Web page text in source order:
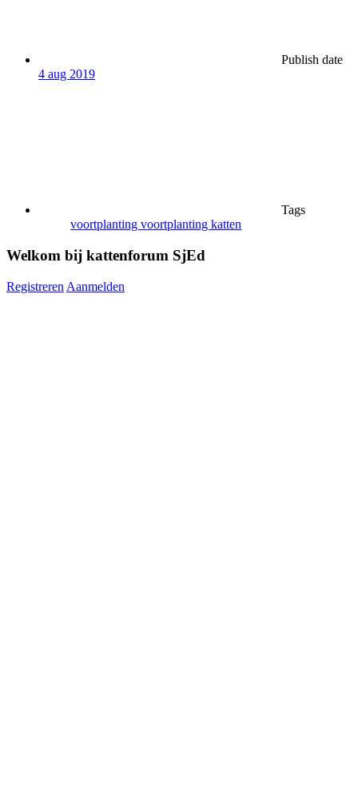
Publish date
4 aug 2019
Tags
voortplanting voortplanting katten
Welkom bij kattenforum SjEd
Registreren Aanmelden